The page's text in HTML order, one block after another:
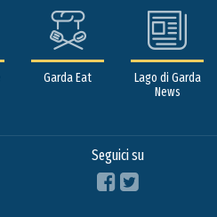
Garda Eat
Lago di Garda
News
Seguici su